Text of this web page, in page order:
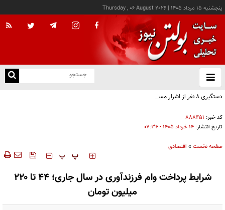
پنجشنبه ۱۵ مرداد ۱۴۰۵ |
Thursday , 06 August 2026
باز
و
دستگیری ۸ نفر از اشرار مسلح شاخص و مرتبطین گروهک‌های تروریستی
کد خبر: ۸۸۸۴۵۱
تاریخ انتشار: ۱۴ خرداد ۱۴۰۵ - ۰۷:۳۴
صفحه نخست » اقتصادی
‍‍‍ پ پ
شرایط پرداخت وام فرزندآوری در سال جاری؛ ۴۴ تا ۲۲۰
میلیون تومان